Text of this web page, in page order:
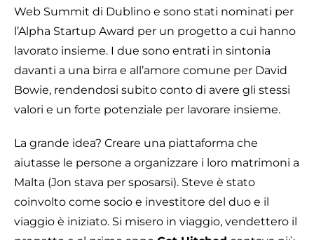
Web Summit di Dublino e sono stati nominati per
l’Alpha Startup Award per un progetto a cui hanno
lavorato insieme. I due sono entrati in sintonia
davanti a una birra e all’amore comune per David
Bowie, rendendosi subito conto di avere gli stessi
valori e un forte potenziale per lavorare insieme.
La grande idea? Creare una piattaforma che
aiutasse le persone a organizzare i loro matrimoni a
Malta (Jon stava per sposarsi). Steve è stato
coinvolto come socio e investitore del duo e il
viaggio è iniziato. Si misero in viaggio, vendettero il